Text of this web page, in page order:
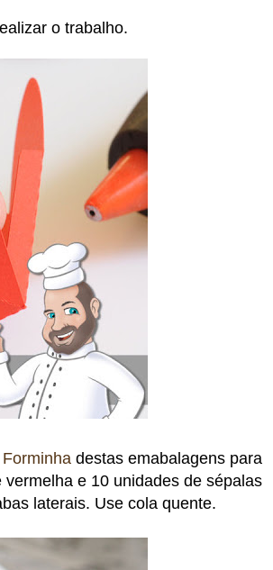
o trabalho.
destas emabalagens para
e 10 unidades de sépalas
laterais. Use cola quente.